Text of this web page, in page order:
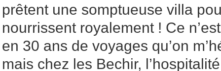
prêtent une somptueuse villa
nourrissent royalement ! Ce
en 30 ans de voyages qu’on
mais chez les Bechir,